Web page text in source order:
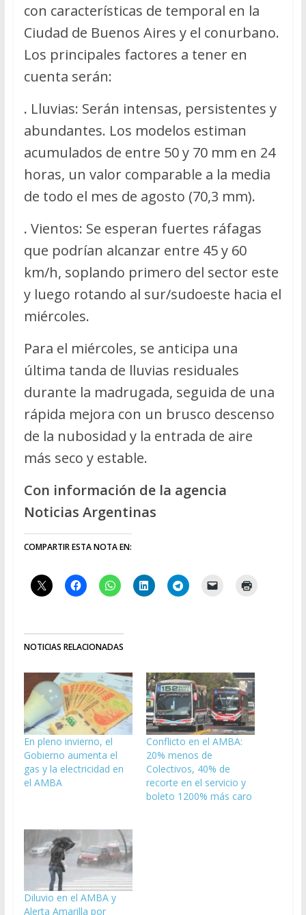
con características de temporal en la
Ciudad de Buenos Aires y el conurbano.
Los principales factores a tener en
cuenta serán:
. Lluvias: Serán intensas, persistentes y
abundantes. Los modelos estiman
acumulados de entre 50 y 70 mm en 24
horas, un valor comparable a la media
de todo el mes de agosto (70,3 mm).
. Vientos: Se esperan fuertes ráfagas
que podrían alcanzar entre 45 y 60
km/h, soplando primero del sector este
y luego rotando al sur/sudoeste hacia el
miércoles.
Para el miércoles, se anticipa una
última tanda de lluvias residuales
durante la madrugada, seguida de una
rápida mejora con un brusco descenso
de la nubosidad y la entrada de aire
más seco y estable.
Con información de la agencia
Noticias Argentinas
COMPARTIR ESTA NOTA EN:
NOTICIAS RELACIONADAS
En pleno invierno, el
Gobierno aumenta el
gas y la electricidad en
el AMBA
Conflicto en el AMBA:
20% menos de
Colectivos, 40% de
recorte en el servicio y
boleto 1200% más caro
Diluvio en el AMBA y
Alerta Amarilla por